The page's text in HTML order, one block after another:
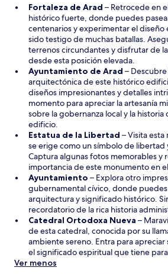
e
n
t
a
n
a
Fortaleza de Arad S
e
a
b
r
i
r
á
e
n
u
a
n
u
e
v
a
v
e
n
t
a
n
– Retrocede en
histórico fuerte, donde puedes
centenarios y experimentar el diseño
sido testigo de muchas batallas.
terrenos circundantes y disfrutar de
desde esta posición elevada.
Ayuntamiento de Arad S
e
a
b
r
r
á
e
n
u
n
a
n
u
e
v
a
–
arquitectónica de este histórico
diseños impresionantes y detalles
momento para apreciar la artesanía
sobre la gobernanza local y la
edificio.
Estatua de la Libertad – Visita
se erige como un símbolo de
Captura algunas fotos memorables y
importancia de este monumento en
Ayuntamiento S
e
a
b
r
r
á
– Explora otro
gubernamental cívico, donde
arquitectura y significado histórico.
recordatorio de la rica historia
Catedral Ortodoxa Nueva –
de esta catedral, conocida por su
ambiente sereno. Entra para
el significado espiritual que tiene
Ver menos